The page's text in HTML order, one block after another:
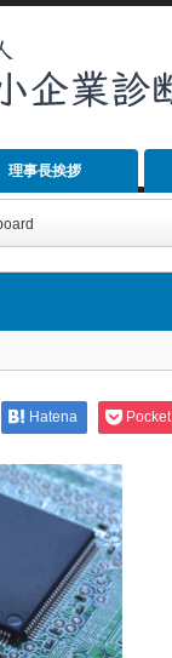
理事長挨拶
Hatena Pocket